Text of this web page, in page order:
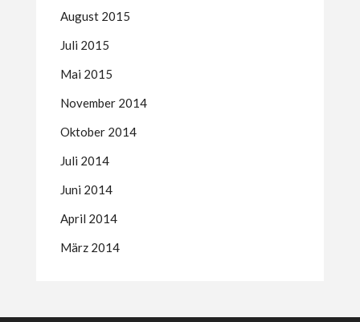
August 2015
Juli 2015
Mai 2015
November 2014
Oktober 2014
Juli 2014
Juni 2014
April 2014
März 2014